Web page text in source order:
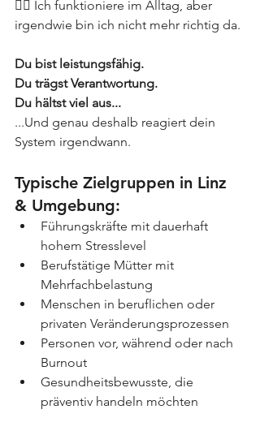
😶‍🌫️ Ich funktioniere im Alltag, aber
irgendwie bin ich nicht mehr richtig da.
Du bist leistungsfähig.
Du trägst Verantwortung.
Du hältst viel aus...
...Und genau deshalb reagiert dein
System irgendwann.
Typische Zielgruppen in Linz
& Umgebung:
Führungskräfte mit dauerhaft
hohem Stresslevel
Berufstätige Mütter mit
Mehrfachbelastung
Menschen in beruflichen oder
privaten Veränderungsprozessen
Personen vor, während oder nach
Burnout
Gesundheitsbewusste, die
präventiv handeln möchten